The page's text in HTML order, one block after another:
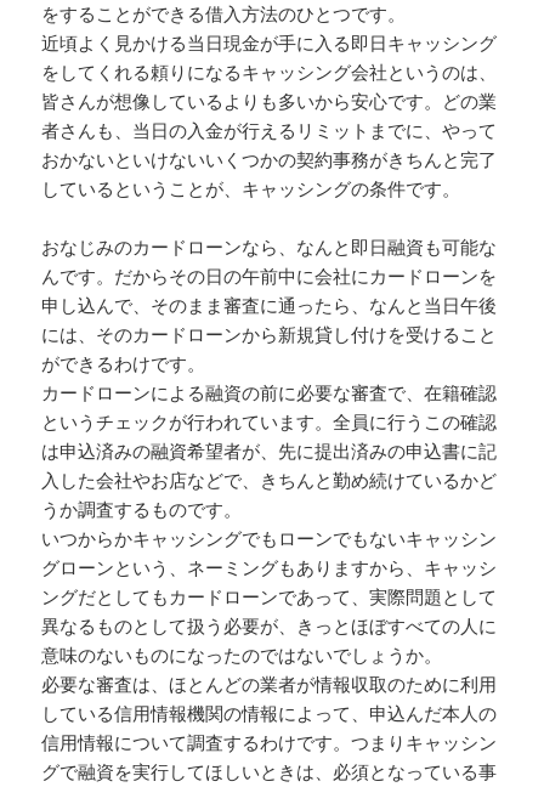
をすることができる借入方法のひとつです。
近頃よく見かける当日現金が手に入る即日キャッシング
をしてくれる頼りになるキャッシング会社というのは、
皆さんが想像しているよりも多いから安心です。どの業
者さんも、当日の入金が行えるリミットまでに、やって
おかないといけないいくつかの契約事務がきちんと完了
しているということが、キャッシングの条件です。
おなじみのカードローンなら、なんと即日融資も可能な
んです。だからその日の午前中に会社にカードローンを
申し込んで、そのまま審査に通ったら、なんと当日午後
には、そのカードローンから新規貸し付けを受けること
ができるわけです。
カードローンによる融資の前に必要な審査で、在籍確認
というチェックが行われています。全員に行うこの確認
は申込済みの融資希望者が、先に提出済みの申込書に記
入した会社やお店などで、きちんと勤め続けているかど
うか調査するものです。
いつからかキャッシングでもローンでもないキャッシン
グローンという、ネーミングもありますから、キャッシ
ングだとしてもカードローンであって、実際問題として
異なるものとして扱う必要が、きっとほぼすべての人に
意味のないものになったのではないでしょうか。
必要な審査は、ほとんどの業者が情報収取のために利用
している信用情報機関の情報によって、申込んだ本人の
信用情報について調査するわけです。つまりキャッシン
グで融資を実行してほしいときは、必須となっている事